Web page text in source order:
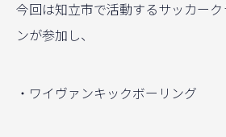
今回は知立市で活動するサッカー
ンが参加し、
・ワイヴァンキックボーリング